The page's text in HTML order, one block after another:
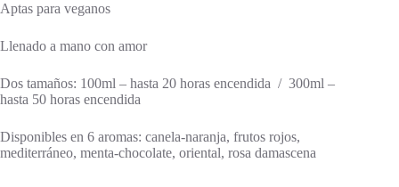
Aptas para veganos
Llenado a mano con amor
Dos tamaños: 100ml – hasta 20 horas encendida / 300ml –
hasta 50 horas encendida
Disponibles en 6 aromas: canela-naranja, frutos rojos,
mediterráneo, menta-chocolate, oriental, rosa damascena